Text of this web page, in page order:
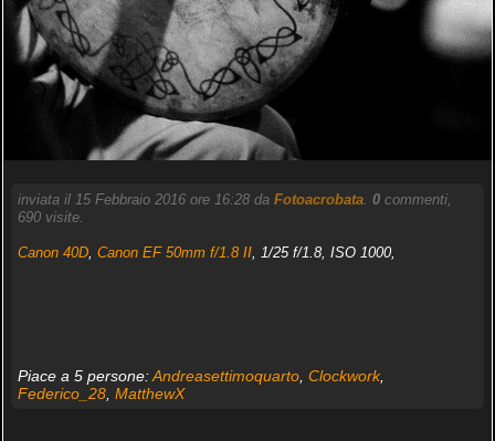
inviata il 15 Febbraio 2016 ore 16:28 da Fotoacrobata. 0commenti,
690 visite.
Canon 40D, Canon EF 50mm f/1.8 II, 1/25 f/1.8, ISO 1000,
Piace a 5 persone:Andreasettimoquarto, Clockwork,
Federico_28, MatthewX